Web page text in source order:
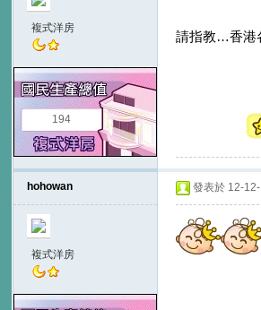
王國
複式洋房
194
請指教…香港
hohowan
複式洋房
發表於 12-